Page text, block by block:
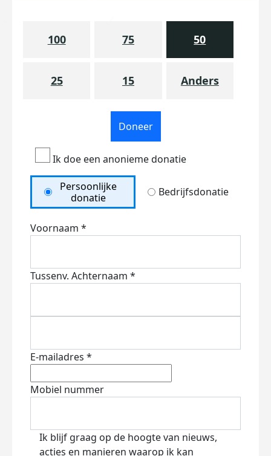
100 75 50
25 15 Anders
Doneer
Ik doe een anonieme donatie
Persoonlijke
donatie
Bedrijfsdonatie
Voornaam *
Tussenv. Achternaam *
E-mailadres *
Mobiel nummer
Ik blijf graag op de hoogte van nieuws,
acties en manieren waarop ik kan